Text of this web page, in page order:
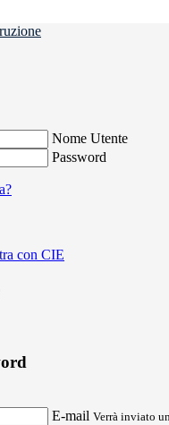
Nome Utente
Password
con CIE
E-mail Verrà inviato